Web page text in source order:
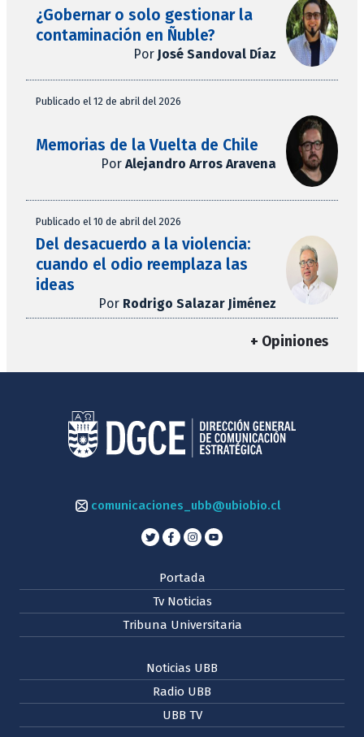
¿Gobernar o solo gestionar la
contaminación en Ñuble?
Por José Sandoval Díaz
Publicado el 12 de abril del 2026
Memorias de la Vuelta de Chile
Por Alejandro Arros Aravena
Publicado el 10 de abril del 2026
Del desacuerdo a la violencia:
cuando el odio reemplaza las
ideas
Por Rodrigo Salazar Jiménez
+ Opiniones
comunicaciones_ubb@ubiobio.cl
Portada
Tv Noticias
Tribuna Universitaria
Noticias UBB
Radio UBB
UBB TV